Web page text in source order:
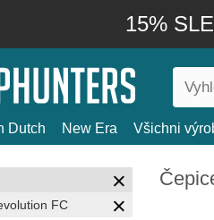
15%
Dutch New Era Všichni
FC